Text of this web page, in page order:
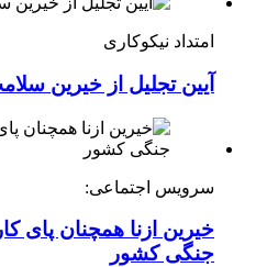
امتداد نیکوکاری
آیین تجلیل از خیرین
سرویس اجتماعی:
خیرین ازنا همچنان پای
جنگی کشور